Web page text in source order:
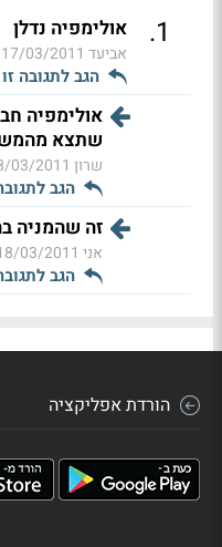
1
. אולימפיה נדלן
אביעד 17/03/2011 16:32
הגב לתגובה זו
אולימפיה
שתצא
שרון 2011 10:47
הגב
זה שהמניה
אני 03/2011 10:39
הגב
הורדת אפליקציה